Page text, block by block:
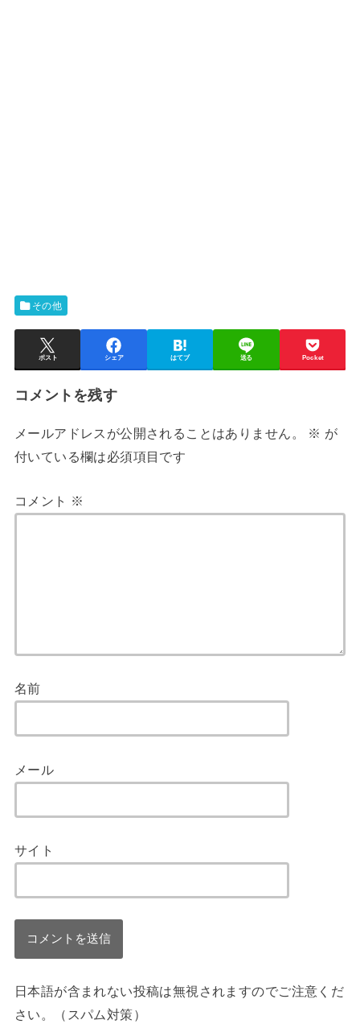
その他
ポスト シェア はてブ 送る Pocket
コメントを残す
メールアドレスが公開されることはありません。 ※ が
付いている欄は必須項目です
コメント ※
名前
メール
サイト
日本語が含まれない投稿は無視されますのでご注意くだ
さい。（スパム対策）